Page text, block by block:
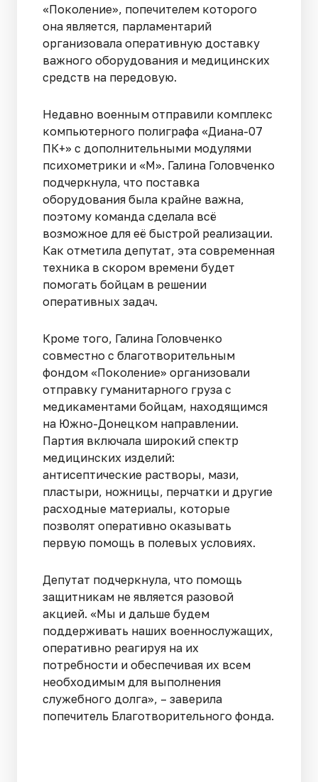
«Поколение», попечителем которого
она является, парламентарий
организовала оперативную доставку
важного оборудования и медицинских
средств на передовую.
Недавно военным отправили комплекс
компьютерного полиграфа «Диана-07
ПК+» с дополнительными модулями
психометрики и «М». Галина Головченко
подчеркнула, что поставка
оборудования была крайне важна,
поэтому команда сделала всё
возможное для её быстрой реализации.
Как отметила депутат, эта современная
техника в скором времени будет
помогать бойцам в решении
оперативных задач.
Кроме того, Галина Головченко
совместно с благотворительным
фондом «Поколение» организовали
отправку гуманитарного груза с
медикаментами бойцам, находящимся
на Южно-Донецком направлении.
Партия включала широкий спектр
медицинских изделий:
антисептические растворы, мази,
пластыри, ножницы, перчатки и другие
расходные материалы, которые
позволят оперативно оказывать
первую помощь в полевых условиях.
Депутат подчеркнула, что помощь
защитникам не является разовой
акцией. «Мы и дальше будем
поддерживать наших военнослужащих,
оперативно реагируя на их
потребности и обеспечивая их всем
необходимым для выполнения
служебного долга», – заверила
попечитель Благотворительного фонда.